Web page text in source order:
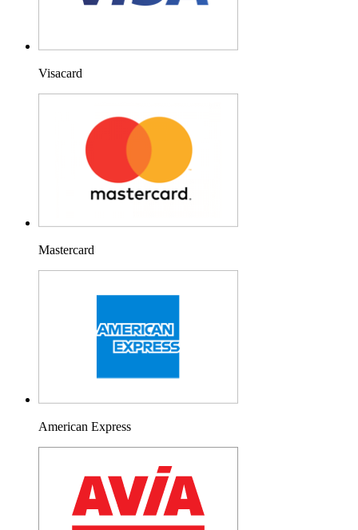
Visacard
Mastercard
American Express